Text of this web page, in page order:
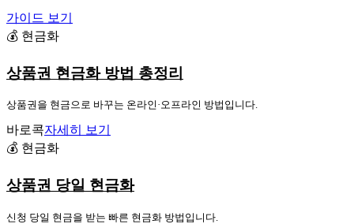
가이드 보기
💰 현금화
상품권 현금화 방법 총정리
상품권을 현금으로 바꾸는 온라인·오프라인 방법입니다.
바로콕자세히 보기
💰 현금화
상품권 당일 현금화
신청 당일 현금을 받는 빠른 현금화 방법입니다.